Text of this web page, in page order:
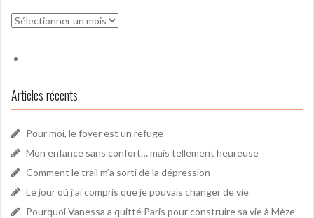
Archives
Articles récents
Pour moi, le foyer est un refuge
Mon enfance sans confort… mais tellement heureuse
Comment le trail m’a sorti de la dépression
Le jour où j’ai compris que je pouvais changer de vie
Pourquoi Vanessa a quitté Paris pour construire sa vie à Mèze